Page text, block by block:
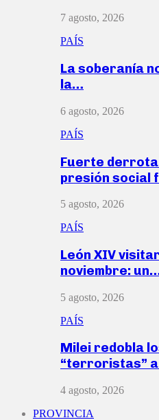
7 agosto, 2026
PAÍS
La soberanía
la…
6 agosto, 2026
PAÍS
Fuerte derrota
presión social
5 agosto, 2026
PAÍS
León XIV
noviembre:
5 agosto, 2026
PAÍS
Milei redobla
“terroristas”
4 agosto, 2026
PROVINCIA